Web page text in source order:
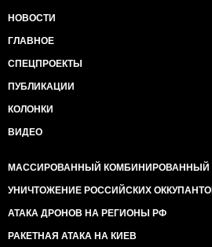
НОВОСТИ
ГЛАВНОЕ
СПЕЦПРОЕКТЫ
ПУБЛИКАЦИИ
КОЛОНКИ
ВИДЕО
МАССИРОВАННЫЙ КОМБИНИРОВАННЫЙ
УНИЧТОЖЕНИЕ РОССИЙСКИХ
АТАКА ДРОНОВ НА РЕГИОНЫ РФ
РАКЕТНАЯ АТАКА НА КИЕВ